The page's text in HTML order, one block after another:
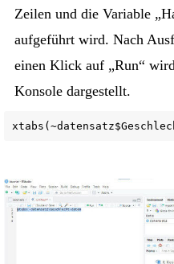
Zeilen und die Variable
aufgeführt wird. Nach
einen Klick auf „Run“
Konsole dargestellt.